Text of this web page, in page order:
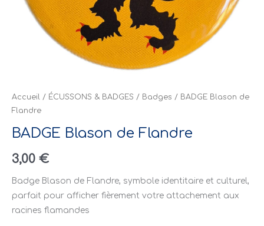
Accueil / ÉCUSSONS & BADGES / Badges / BADGE Blason de
Flandre
BADGE Blason de Flandre
3,00 €
Badge Blason de Flandre, symbole identitaire et culturel,
parfait pour afficher fièrement votre attachement aux
racines flamandes